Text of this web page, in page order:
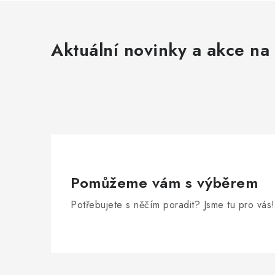
Aktuální novinky a akce na
Pomůžeme vám s výběrem
Potřebujete s něčím poradit? Jsme tu pro vás!